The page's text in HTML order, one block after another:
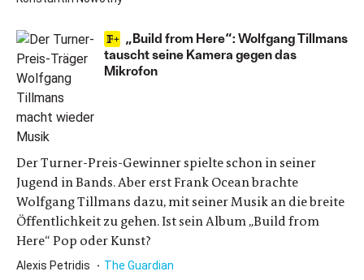
„Build from Here“: Wolfgang Tillmans
tauscht seine Kamera gegen das
Mikrofon
Der Turner-Preis-Gewinner spielte schon in seiner
Jugend in Bands. Aber erst Frank Ocean brachte
Wolfgang Tillmans dazu, mit seiner Musik an die breite
Öffentlichkeit zu gehen. Ist sein Album „Build from
Here“ Pop oder Kunst?
Alexis Petridis The Guardian